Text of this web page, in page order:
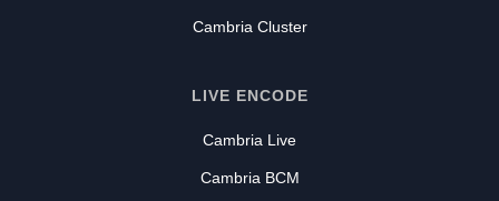
Cambria Cluster
LIVE ENCODE
Cambria Live
Cambria BCM